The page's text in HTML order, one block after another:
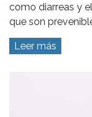
como diarreas y
que son
Leer más